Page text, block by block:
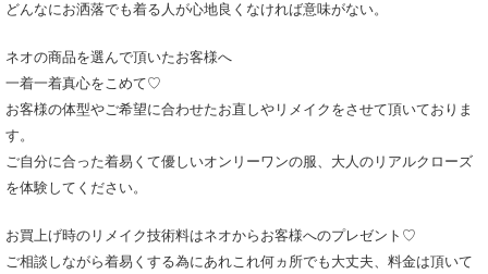
どんなにお洒落でも着る人が心地良くなければ意味がない。
ネオの商品を選んで頂いたお客様へ
一着一着真心をこめて♡
お客様の体型やご希望に合わせたお直しやリメイクをさせて頂いておりま
す。
ご自分に合った着易くて優しいオンリーワンの服、大人のリアルクローズ
を体験してください。
お買上げ時のリメイク技術料はネオからお客様へのプレゼント♡
ご相談しながら着易くする為にあれこれ何ヵ所でも大丈夫、料金は頂いて